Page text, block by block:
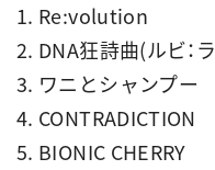
1. Re:volution
2. DNA狂詩曲(ルビ：
3. ワニとシャンプー
4. CONTRADICTION
5. BIONIC CHERRY